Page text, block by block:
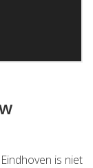
is niet